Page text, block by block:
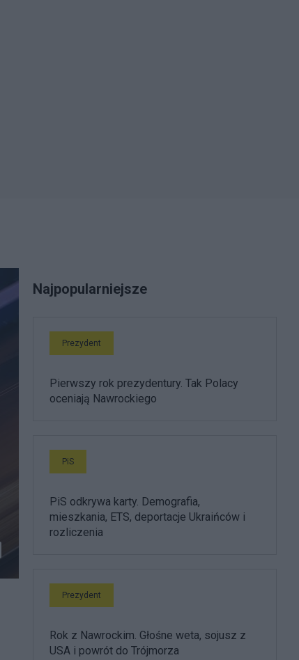
Najpopularniejsze
Prezydent
Pierwszy rok prezydentury. Tak Polacy
oceniają Nawrockiego
PiS
PiS odkrywa karty. Demografia,
mieszkania, ETS, deportacje Ukraińców i
rozliczenia
Prezydent
Rok z Nawrockim. Głośne weta, sojusz z
USA i powrót do Trójmorza